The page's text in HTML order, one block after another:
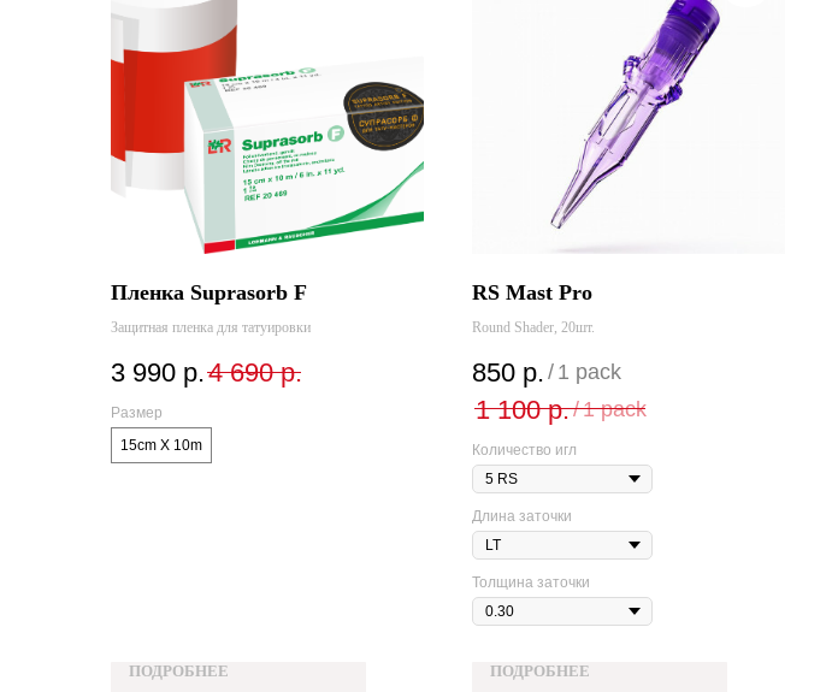
Пленка Suprasorb F
Защитная пленка для татуировки
3 990 р.4 690 р.
Размер
15cm X 10m
ПОДРОБНЕЕ
RS Mast Pro
Round Shader, 20шт.
850 р. / 1 pack
1 100 р./1 pack
Количество игл
Длина заточки
Толщина заточки
ПОДРОБНЕЕ